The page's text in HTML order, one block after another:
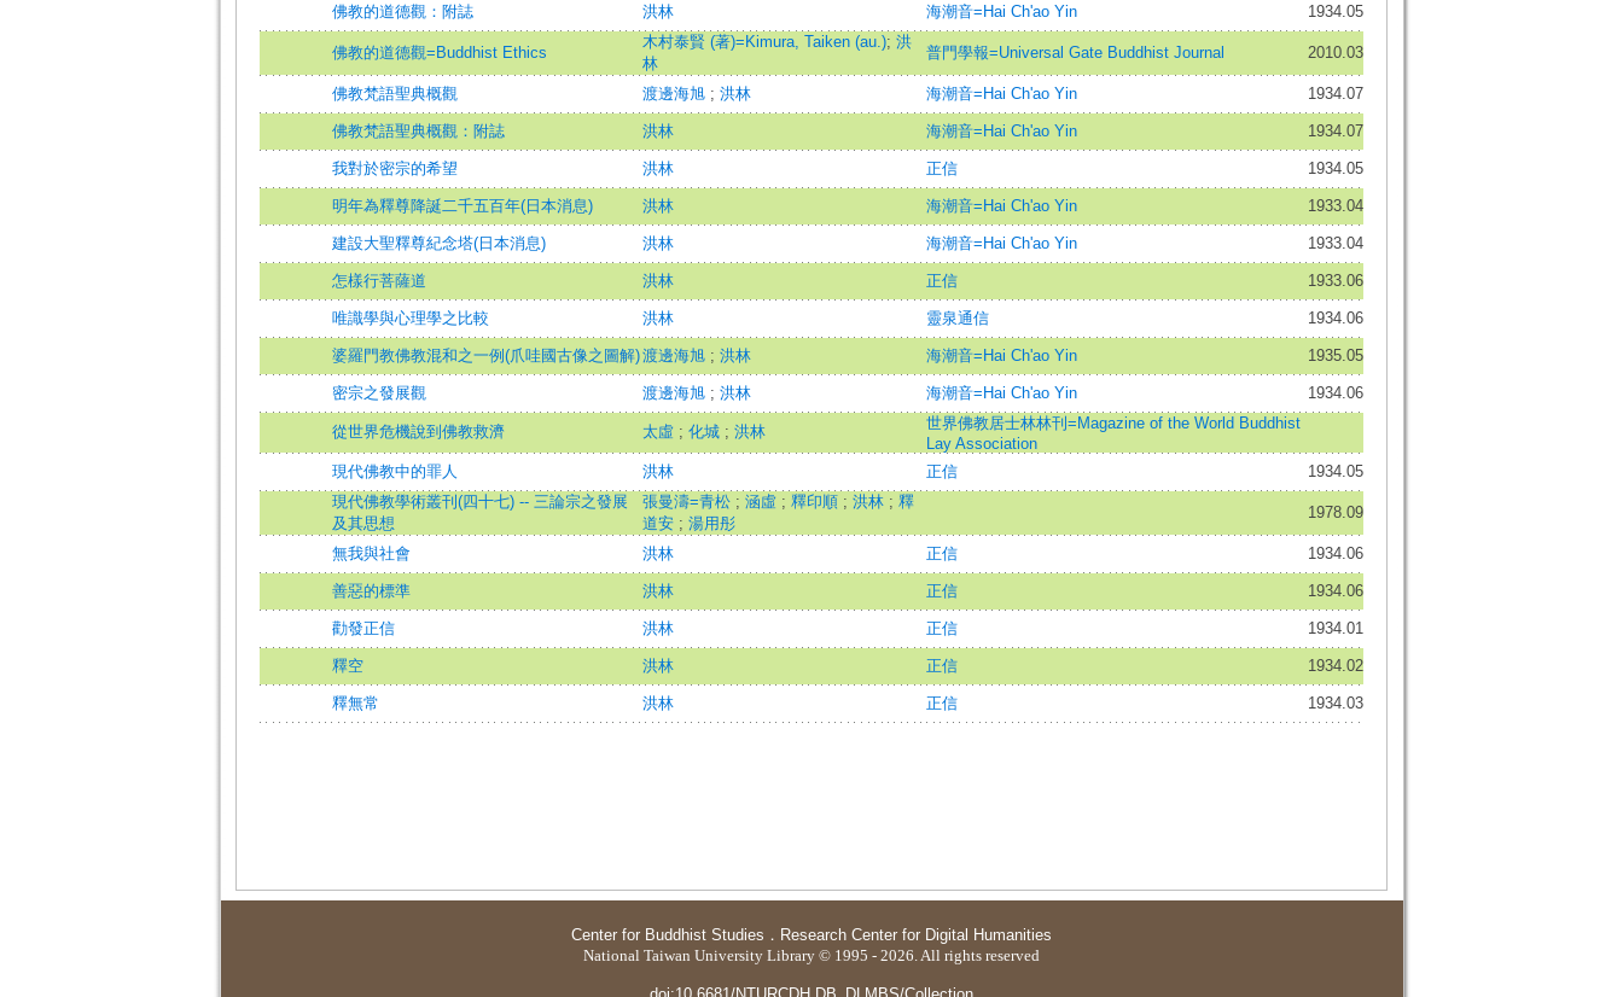
佛教的道德觀：附誌 洪林 海潮音=Hai Ch'ao Yin 1934.05
佛教的道德觀=Buddhist Ethics
木村泰賢 (著)=Kimura, Taiken (au.); 洪
林
普門學報=Universal Gate Buddhist Journal 2010.03
佛教梵語聖典概觀 渡邊海旭 ; 洪林 海潮音=Hai Ch'ao Yin 1934.07
佛教梵語聖典概觀：附誌 洪林 海潮音=Hai Ch'ao Yin 1934.07
我對於密宗的希望 洪林 正信 1934.05
明年為釋尊降誕二千五百年(日本消息) 洪林 海潮音=Hai Ch'ao Yin 1933.04
建設大聖釋尊紀念塔(日本消息) 洪林 海潮音=Hai Ch'ao Yin 1933.04
怎樣行菩薩道 洪林 正信 1933.06
唯識學與心理學之比較 洪林 靈泉通信 1934.06
婆羅門教佛教混和之一例(爪哇國古像之圖解)渡邊海旭 ; 洪林 海潮音=Hai Ch'ao Yin 1935.05
密宗之發展觀 渡邊海旭 ; 洪林 海潮音=Hai Ch'ao Yin 1934.06
從世界危機說到佛教救濟 太虛 ; 化城 ; 洪林
世界佛教居士林林刊=Magazine of the World Buddhist
Lay Association
現代佛教中的罪人
洪林 正信
1934.05
現代佛教學術叢刊(四十七) -- 三論宗之發展
及其思想
張曼濤=青松 ; 涵虛 ; 釋印順 ; 洪林 ; 釋
道安 ; 湯用彤
1978.09
無我與社會 洪林 正信 1934.06
善惡的標準 洪林 正信 1934.06
勸發正信 洪林 正信 1934.01
釋空 洪林 正信 1934.02
釋無常 洪林 正信 1934.03
Center for Buddhist Studies ． Research Center for Digital Humanities
National Taiwan University Library © 1995 - 2026. All rights reserved